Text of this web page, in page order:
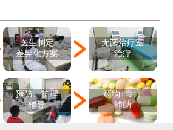
医生制定
差异化方案
无菌治疗室
治疗
预防、护理
辅导
药物+食疗
辅助